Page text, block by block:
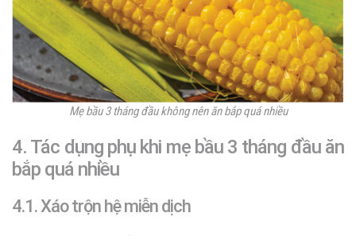
Mẹ bầu 3 tháng đầu không nên ăn bắp quá nhiều
4. Tác dụng phụ khi mẹ bầu 3 tháng đầu ăn
bắp quá nhiều
4.1. Xáo trộn hệ miễn dịch